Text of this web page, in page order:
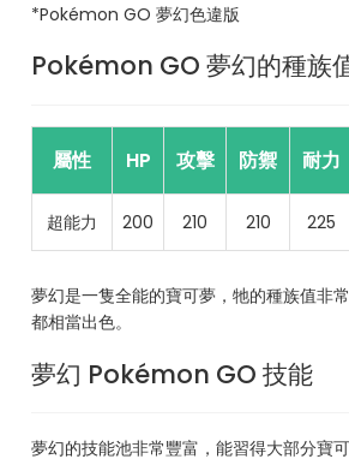
*Pokémon GO 夢幻色違版
Pokémon GO 夢幻的種族
屬性 HP 攻擊 防禦 耐力
超能力 200 210 210 225
夢幻是一隻全能的寶可夢，牠的種族值非
都相當出色。
夢幻 Pokémon GO 技能
夢幻的技能池非常豐富，能習得大部分寶可